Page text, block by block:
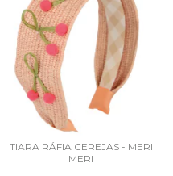
TIARA RÁFIA CEREJAS - MERI
MERI